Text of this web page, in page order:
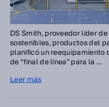
DS Smith, proveedor líder
sostenibles, productos del
planificó un reequipamiento
de “final de línea” para la ...
Leer más